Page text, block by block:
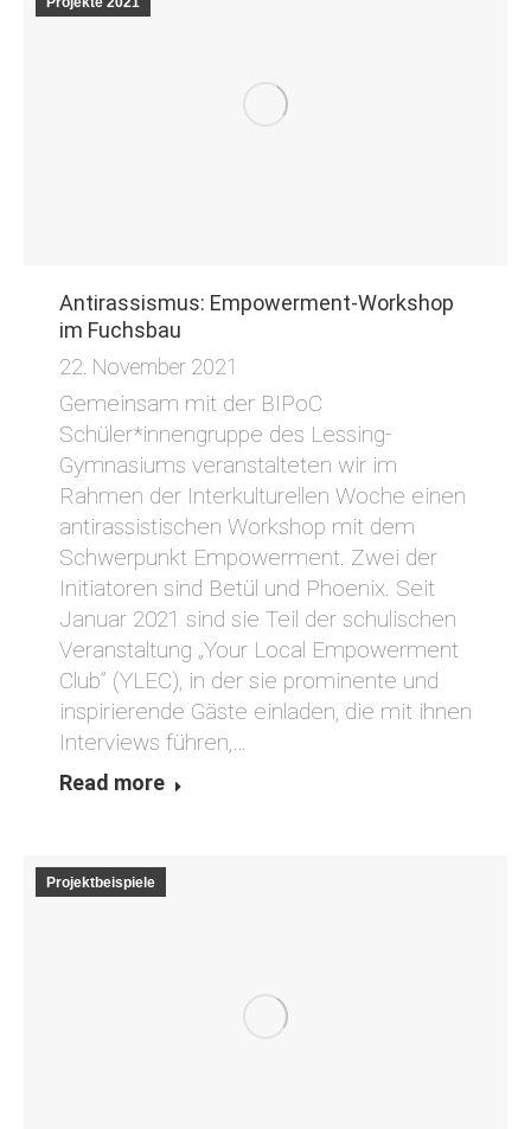
Antirassismus: Empowerment-Workshop
im Fuchsbau
22. November 2021
Gemeinsam mit der BIPoC
Schüler*innengruppe des Lessing-
Gymnasiums veranstalteten wir im
Rahmen der Interkulturellen Woche einen
antirassistischen Workshop mit dem
Schwerpunkt Empowerment. Zwei der
Initiatoren sind Betül und Phoenix. Seit
Januar 2021 sind sie Teil der schulischen
Veranstaltung „Your Local Empowerment
Club” (YLEC), in der sie prominente und
inspirierende Gäste einladen, die mit ihnen
Interviews führen,…
Read more
Projektbeispiele